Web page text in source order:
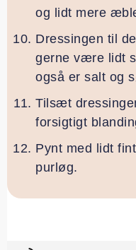
og lidt mere
Dressingen til
gerne være lidt
også er salt og
Tilsæt
forsigtigt
Pynt med lidt
purløg.